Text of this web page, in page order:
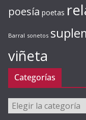
poesía poetas
Barral sonetos
viñeta
Categorías
Categorías